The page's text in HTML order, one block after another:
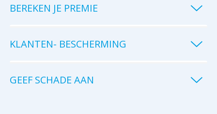
BEREKEN JE PREMIE
KLANTEN- BESCHERMING
GEEF SCHADE AAN